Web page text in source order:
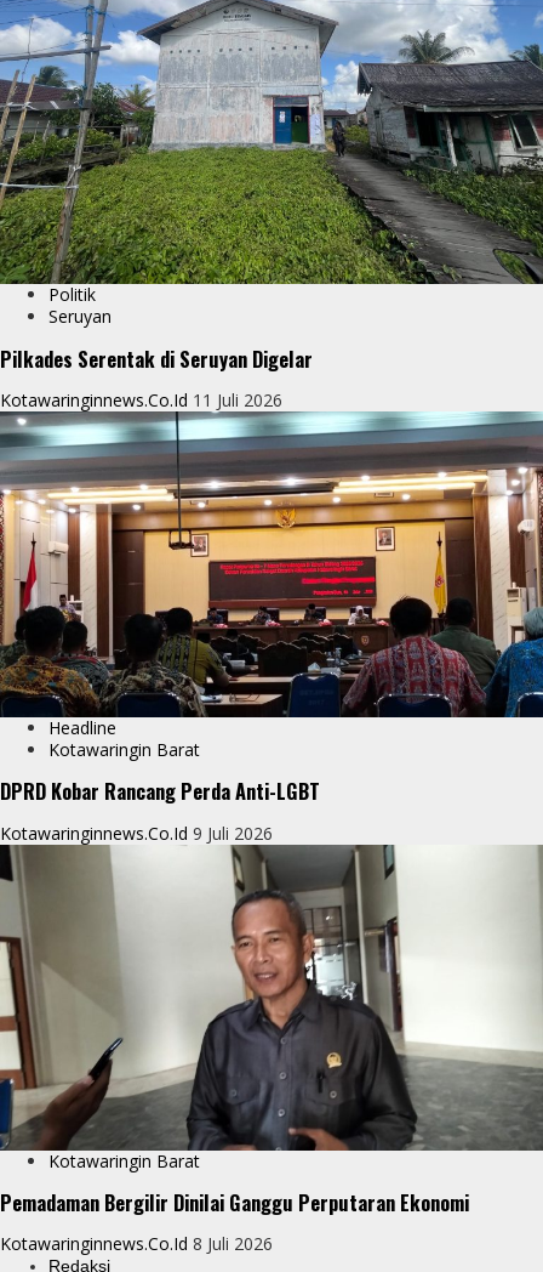
Politik
Seruyan
Pilkades Serentak di Seruyan Digelar
Kotawaringinnews.co.id 11 Juli 2026
Headline
Kotawaringin Barat
DPRD Kobar Rancang Perda Anti-LGBT
Kotawaringinnews.co.id 9 Juli 2026
Kotawaringin Barat
Pemadaman Bergilir Dinilai Ganggu Perputaran Ekonomi
Kotawaringinnews.co.id 8 Juli 2026
Redaksi